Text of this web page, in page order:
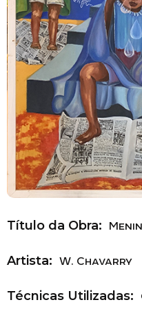
Título da Obra:
Artista: W. Chavarry
Técnicas Utilizadas: